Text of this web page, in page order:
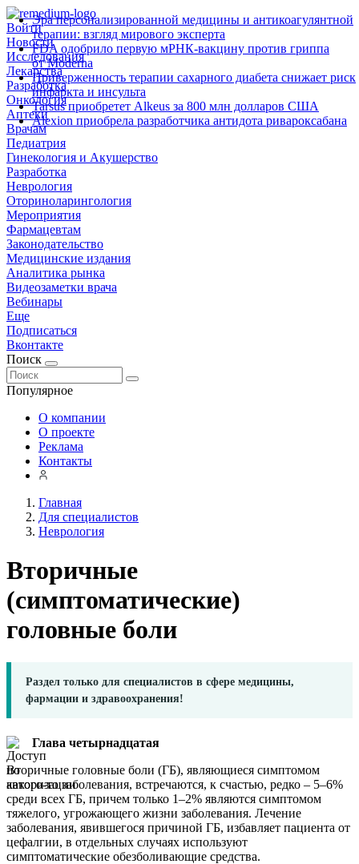
Войти
Новости
Исследования
Лекарства
Разработка
Онкология
Аптеки
Врачам
Педиатрия
Гинекология и Акушерство
Разработка
Неврология
Оториноларингология
Мероприятия
Фармацевтам
Законодательство
Медицинские издания
Аналитика рынка
Видеозаметки врача
Вебинары
Еще
Подписаться
Вконтакте
Поиск
Популярное
Эра персонализированной медицины и антикоагулянтной
терапии: взгляд мирового эксперта
FDA одобрило первую мРНК‑вакцину против гриппа
от Moderna
Приверженность терапии сахарного диабета снижает риск
инфаркта и инсульта
Tarsus приобретет Alkeus за 800 млн долларов США
Alexion приобрела разработчика антидота ривароксабана
О компании
О проекте
Реклама
Контакты
Главная
Для специалистов
Неврология
Вторичные
(симптоматические)
головные боли
Раздел только для специалистов в сфере медицины,
фармации и здравоохранения!
Глава четырнадцатая
Вторичные головные боли (ГБ), являющиеся симптомом
какого-то заболевания, встречаются, к счастью, редко – 5–6%
среди всех ГБ, причем только 1–2% являются симптомом
тяжелого, угрожающего жизни заболевания. Лечение
заболевания, явившегося причиной ГБ, избавляет пациента от
цефалгии, в отдельных случаях используют
симптоматические обезболивающие средства.